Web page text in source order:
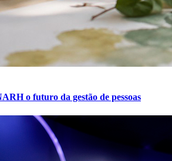
o futuro da gestão de pessoas